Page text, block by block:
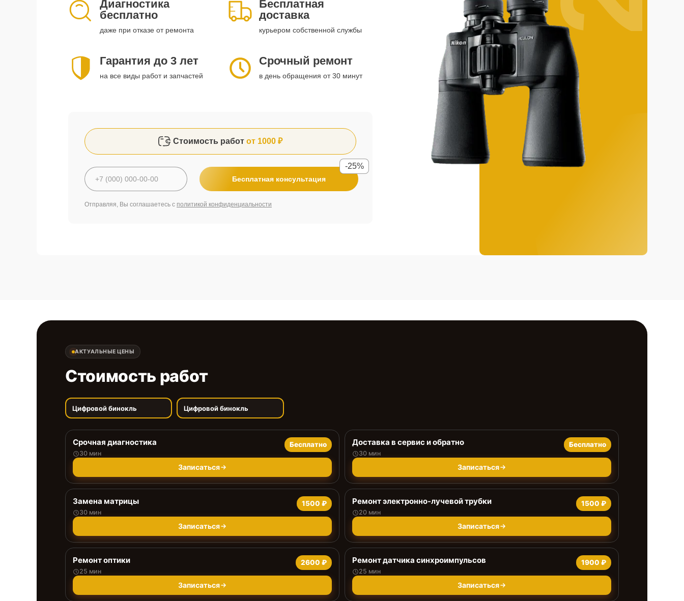
Диагностика
бесплатно
даже при отказе от ремонта
Бесплатная
доставка
курьером собственной службы
Гарантия до 3 лет
на все виды работ и запчастей
Срочный ремонт
в день обращения от 30 минут
Стоимость работ от 1000 ₽
Бесплатная консультация
-25%
Отправляя, Вы соглашаетесь с политикой конфиденциальности
АКТУАЛЬНЫЕ ЦЕНЫ
Стоимость работ
Цифровой бинокль Цифровой бинокль
Срочная диагностика
30 мин
Бесплатно
Записаться
Доставка в сервис и обратно
30 мин
Бесплатно
Записаться
Замена матрицы
30 мин
1500 ₽
Записаться
Ремонт электронно-лучевой трубки
20 мин
1500 ₽
Записаться
Ремонт оптики
25 мин
2600 ₽
Записаться
Ремонт датчика синхроимпульсов
25 мин
1900 ₽
Записаться